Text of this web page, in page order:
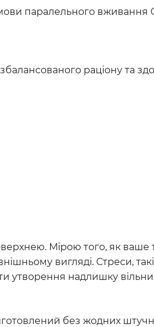
паралельного вживання
раціону та
Мірою того, як
вигляді. Стреси,
утворення надлишку
без жодних